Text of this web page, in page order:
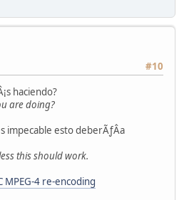
#10
haciendo?
are doing?
impecable esto deberÃƒÂ­a
this should work.
MPEG-4 re-encoding